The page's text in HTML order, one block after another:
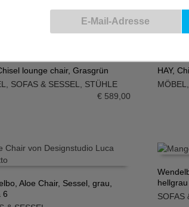
WARENKORB
lounge chair, Grasgrün
, SOFAS & SESSEL, STÜHLE
€ 589,00
IN
HAY,
MÖBEL,
Aloe Chair, Sessel, grau,
6
hellgrau
SOFAS